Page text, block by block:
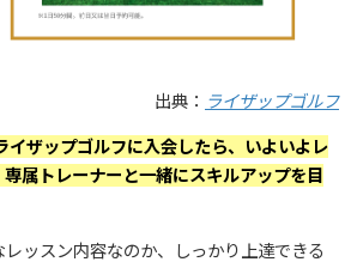
出典： ライザップゴルフ
イザップゴルフに入会したら、いよいよレ
属トレーナーと一緒にスキルアップを目
ッスン内容なのか、しっかり上達できる